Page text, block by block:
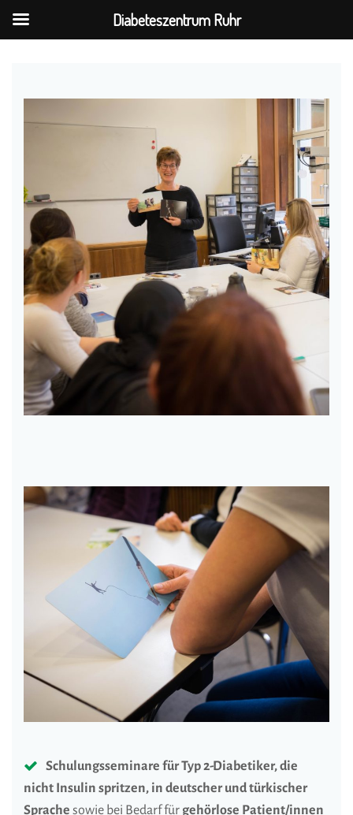
Schulungsseminare für Typ 2-Diabetiker, die
nicht Insulin spritzen, in deutscher und türkischer
Sprache sowie bei Bedarf für gehörlose Patient/innen
Diabeteszentrum Ruhr